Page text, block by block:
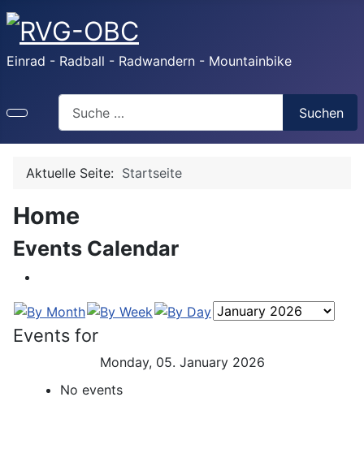
Einrad - Radball - Radwandern - Mountainbike
Suchen
Aktuelle Seite: Startseite
Home
Events Calendar
Events for
Monday, 05. January 2026
No events